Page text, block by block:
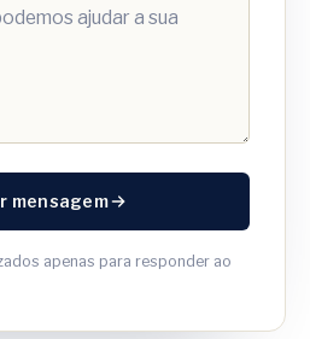
mensagem
apenas para responder ao